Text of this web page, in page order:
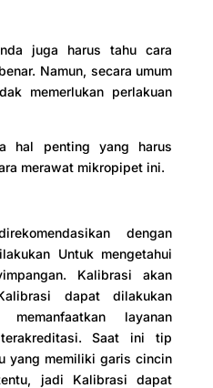
juga harus tahu cara
Namun, secara umum
memerlukan perlakuan
hal penting yang harus
merawat mikropipet ini.
dengan
Untuk mengetahui
Kalibrasi akan
dapat dilakukan
layanan
Saat ini tip
yang memiliki garis cincin
jadi Kalibrasi dapat